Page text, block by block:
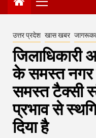
Primary
Menu
उत्तर प्रदेश खास खबर
जिलाधिकारी
के समस्त नगर
समस्त टैक्सी
प्रभाव से
दिया है